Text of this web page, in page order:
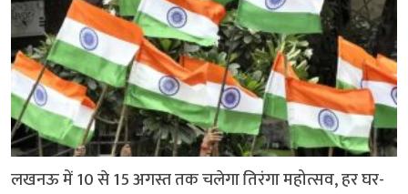
लखनऊ में 10 से 15 अगस्त तक चलेगा तिरंगा महोत्सव, हर घर-